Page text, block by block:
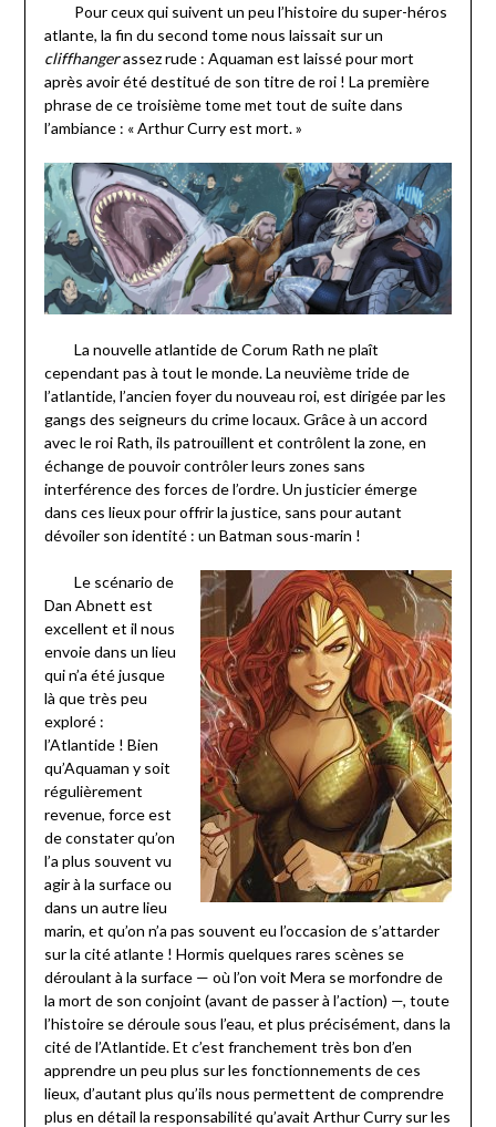
Pour ceux qui suivent un peu l’histoire du super-héros
atlante, la fin du second tome nous laissait sur un
cliffhangerassez rude : Aquaman est laissé pour mort
après avoir été destitué de son titre de roi ! La première
phrase de ce troisième tome met tout de suite dans
l’ambiance : « Arthur Curry est mort. »
La nouvelle atlantide de Corum Rath ne plaît
cependant pas à tout le monde. La neuvième tride de
l’atlantide, l’ancien foyer du nouveau roi, est dirigée par les
gangs des seigneurs du crime locaux. Grâce à un accord
avec le roi Rath, ils patrouillent et contrôlent la zone, en
échange de pouvoir contrôler leurs zones sans
interférence des forces de l’ordre. Un justicier émerge
dans ces lieux pour offrir la justice, sans pour autant
dévoiler son identité : un Batman sous-marin !
Le scénario de
Dan Abnett est
excellent et il nous
envoie dans un lieu
qui n’a été jusque
là que très peu
exploré :
l’Atlantide ! Bien
qu’Aquaman y soit
régulièrement
revenue, force est
de constater qu’on
l’a plus souvent vu
agir à la surface ou
dans un autre lieu
marin, et qu’on n’a pas souvent eu l’occasion de s’attarder
sur la cité atlante ! Hormis quelques rares scènes se
déroulant à la surface — où l’on voit Mera se morfondre de
la mort de son conjoint (avant de passer à l’action) —, toute
l’histoire se déroule sous l’eau, et plus précisément, dans la
cité de l’Atlantide. Et c’est franchement très bon d’en
apprendre un peu plus sur les fonctionnements de ces
lieux, d’autant plus qu’ils nous permettent de comprendre
plus en détail la responsabilité qu’avait Arthur Curry sur les